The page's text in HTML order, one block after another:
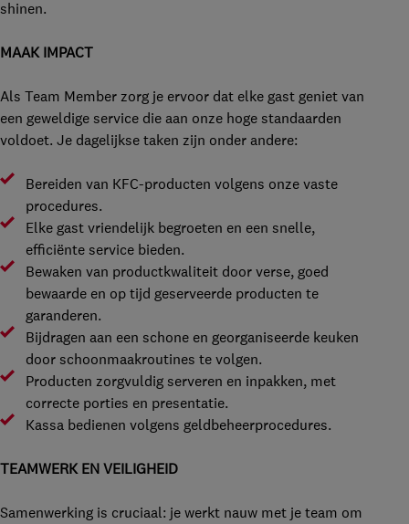
shinen.
MAAK IMPACT
Als Team Member zorg je ervoor dat elke gast geniet van
een geweldige service die aan onze hoge standaarden
voldoet. Je dagelijkse taken zijn onder andere:
Bereiden van KFC-producten volgens onze vaste
procedures.
Elke gast vriendelijk begroeten en een snelle,
efficiënte service bieden.
Bewaken van productkwaliteit door verse, goed
bewaarde en op tijd geserveerde producten te
garanderen.
Bijdragen aan een schone en georganiseerde keuken
door schoonmaakroutines te volgen.
Producten zorgvuldig serveren en inpakken, met
correcte porties en presentatie.
Kassa bedienen volgens geldbeheerprocedures.
TEAMWERK EN VEILIGHEID
Samenwerking is cruciaal: je werkt nauw met je team om